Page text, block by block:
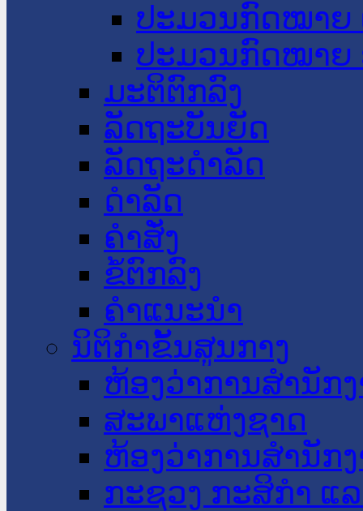
ປະມວນກົດໝາຍ
ປະມວນກົດໝາຍ
ມະຕິຕົກລົງ
ລັດຖະບັນຍັດ
ລັດຖະດໍາລັດ
ດໍາລັດ
ຄໍາສັ່ງ
ຂໍ້ຕົກລົງ
ຄໍາແນະນໍາ
ນິຕິກໍາຂັ້ນສູນກາງ
ຫ້ອງວ່າການສໍານັກ
ສະພາແຫ່ງຊາດ
ຫ້ອງວ່າການສຳນັກ
ກະຊວງ ກະສິກຳ ແ